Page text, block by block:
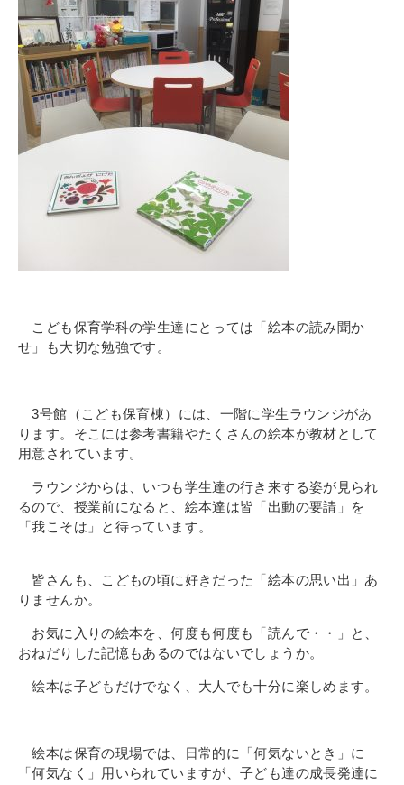
こども保育学科の学生達にとっては「絵本の読み聞か
せ」も大切な勉強です。
3号館（こども保育棟）には、一階に学生ラウンジがあ
ります。そこには参考書籍やたくさんの絵本が教材として
用意されています。
ラウンジからは、いつも学生達の行き来する姿が見られ
るので、授業前になると、絵本達は皆「出動の要請」を
「我こそは」と待っています。
皆さんも、こどもの頃に好きだった「絵本の思い出」あ
りませんか。
お気に入りの絵本を、何度も何度も「読んで・・」と、
おねだりした記憶もあるのではないでしょうか。
絵本は子どもだけでなく、大人でも十分に楽しめます。
絵本は保育の現場では、日常的に「何気ないとき」に
「何気なく」用いられていますが、子ども達の成長発達に